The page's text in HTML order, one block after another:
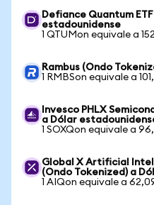
Defiance Quantum
estadounidense
1 QTUMon equivale a
Rambus (Ondo
1 RMBSon equivale a
Invesco PHLX
a Dólar
1 SOXQon equivale a
Global X Artificial
(Ondo Tokenized) a
1 AIQon equivale a